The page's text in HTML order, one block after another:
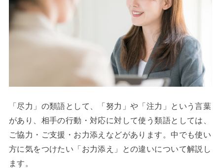
「尽力」の類語として、「努力」や「注力」という言葉
があり、相手の行動・対応に対して使う類語としては、
ご協力・ご支援・お力添えなどがあります。中でも使い
方に気をつけたい「お力添え」との違いについて解説し
ます。